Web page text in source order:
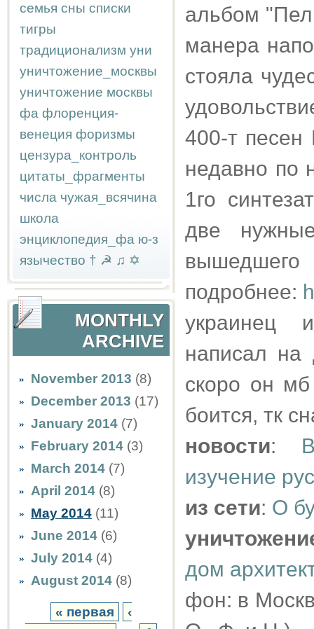
семья сны списки
тигры
традиционализм уни
уничтожение_москвы
уничтожение москвы
фа флоренция-
венеция форизмы
цензура_контроль
цитаты_фрагменты
числа чужая_всячина
школа
энциклопедия_фа ю-з
язычество † ☭ ♫ ✡
MONTHLY
ARCHIVE
November 2013 (8)
December 2013 (17)
January 2014 (7)
February 2014 (3)
March 2014 (7)
April 2014 (8)
May 2014 (11)
June 2014 (6)
July 2014 (4)
August 2014 (8)
« первая
‹
альбом
манера
стояла
400-т
недавно по
1го
две
подробнее:
украинец
написал на
скоро он
боится, тк
новости:
изучение
из сети: О
дом
фон: в